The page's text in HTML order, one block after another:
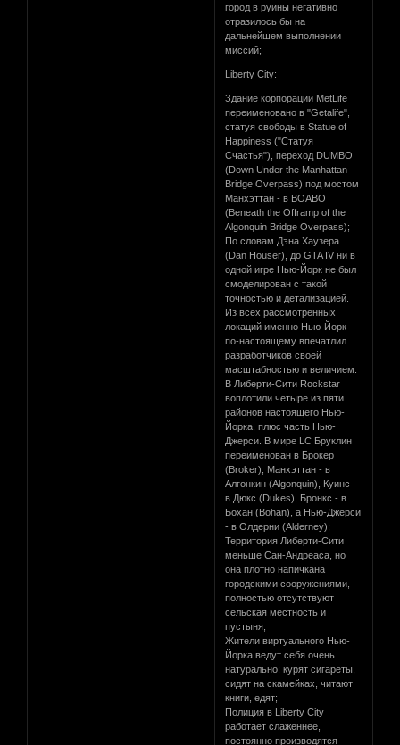
город в руины негативно
отразилось бы на
дальнейшем выполнении
миссий;
Liberty City:
Здание корпорации MetLife
переименовано в "Getalife",
статуя свободы в Statue of
Happiness ("Статуя
Счастья"), переход DUMBO
(Down Under the Manhattan
Bridge Overpass) под мостом
Манхэттан - в BOABO
(Beneath the Offramp of the
Algonquin Bridge Overpass);
По словам Дэна Хаузера
(Dan Houser), до GTA IV ни в
одной игре Нью-Йорк не был
смоделирован с такой
точностью и детализацией.
Из всех рассмотренных
локаций именно Нью-Йорк
по-настоящему впечатлил
разработчиков своей
масштабностью и величием.
В Либерти-Сити Rockstar
воплотили четыре из пяти
районов настоящего Нью-
Йорка, плюс часть Нью-
Джерси. В мире LC Бруклин
переименован в Брокер
(Broker), Манхэттан - в
Алгонкин (Algonquin), Куинс -
в Дюкс (Dukes), Бронкс - в
Бохан (Bohan), а Нью-Джерси
- в Олдерни (Alderney);
Территория Либерти-Сити
меньше Сан-Андреаса, но
она плотно напичкана
городскими сооружениями,
полностью отсутствуют
сельская местность и
пустыня;
Жители виртуального Нью-
Йорка ведут себя очень
натурально: курят сигареты,
сидят на скамейках, читают
книги, едят;
Полиция в Liberty City
работает слаженнее,
постоянно производятся